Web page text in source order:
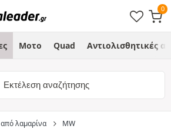
Μοτο Quad Αντιολισθητικές
Εκτέλεση αναζήτησης
λαμαρίνα MW